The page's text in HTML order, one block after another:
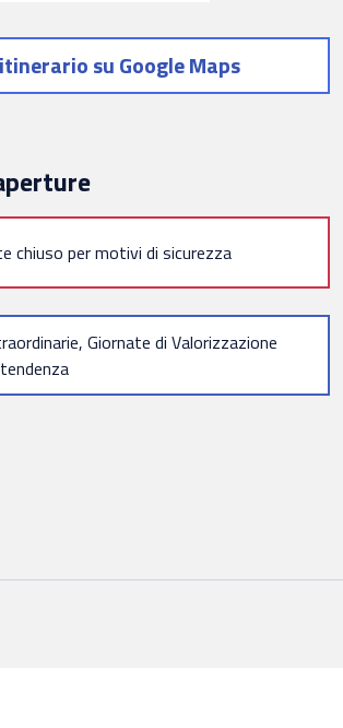
su Google Maps
chiuso per motivi di sicurezza
Giornate di Valorizzazione